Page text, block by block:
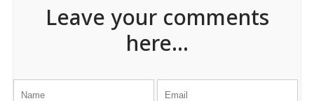
Leave your comments
here...